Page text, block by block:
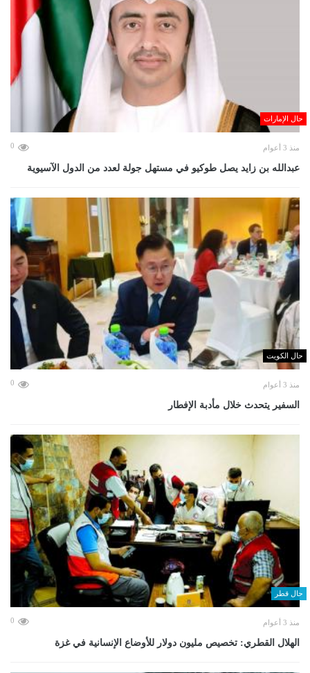
حال الإمارات
منذ 3 أعوام 0
عبدالله بن زايد يصل طوكيو في مستهل جولة لعدد من الدول الآسيوية
حال الكويت
منذ 3 أعوام 0
السفير يتحدث خلال مأدبة الإفطار
حال قطر
منذ 3 أعوام 0
الهلال القطري: تخصيص مليون دولار للأوضاع الإنسانية في غزة